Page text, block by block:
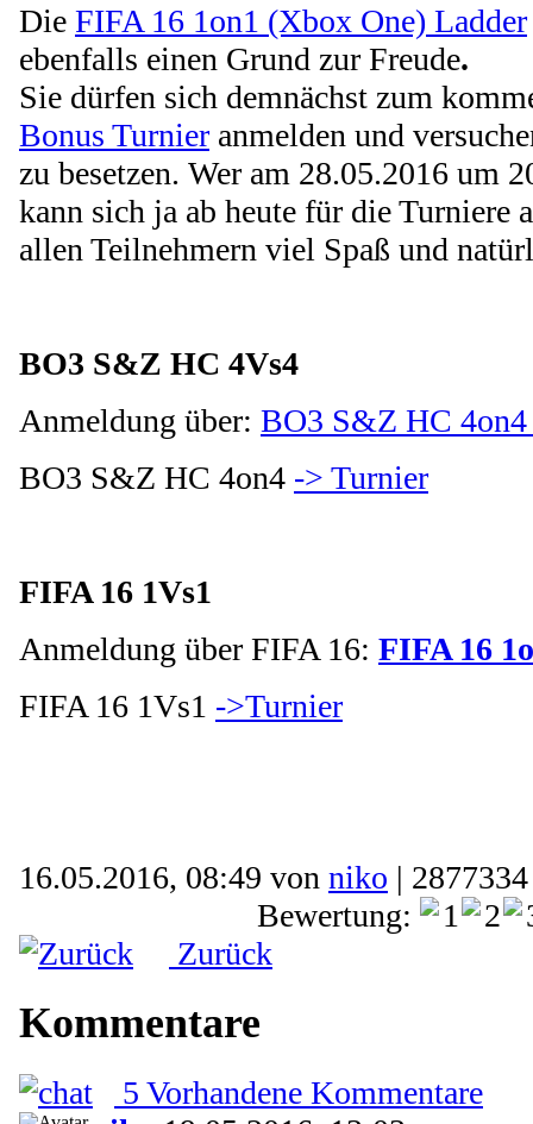
Die FIFA 16 1on1 (Xbox One) Ladder
ebenfalls einen Grund zur Freude.
Sie dürfen sich demnächst zum
Bonus Turnier anmelden und
zu besetzen. Wer am 28.05.2016 um
kann sich ja ab heute für die Turniere
allen Teilnehmern viel Spaß und
BO3 S&Z HC 4Vs4
Anmeldung über: BO3 S&Z HC
BO3 S&Z HC 4on4 -> Turnier
FIFA 16 1Vs1
Anmeldung über FIFA 16: FIFA 16
FIFA 16 1Vs1 ->Turnier
16.05.2016, 08:49 von niko |
Bewertung:
Zurück
Kommentare
5 Vorhandene Kommentare